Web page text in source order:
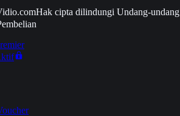
Hak cipta dilindungi Undang-undang